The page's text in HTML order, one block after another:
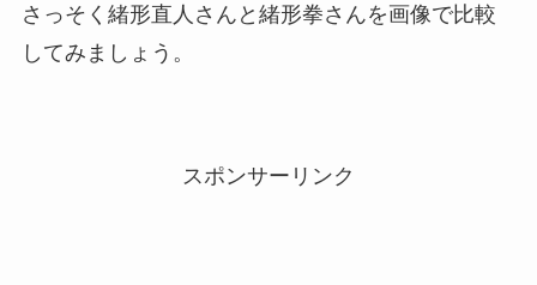
さっそく緒形直人さんと緒形拳さんを画像で比較
してみましょう。
スポンサーリンク